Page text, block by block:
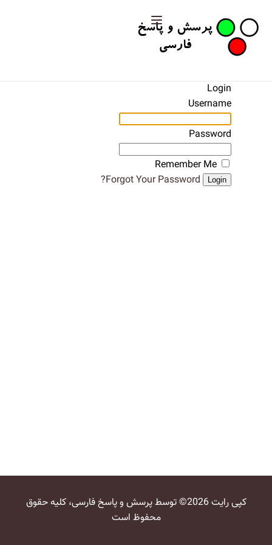
Login
Username
Password
Remember Me
Login
Forgot Your Password?
کپی رایت 2026© توسط پرسش و پاسخ فارسی، کلیه حقوق
محفوظ است